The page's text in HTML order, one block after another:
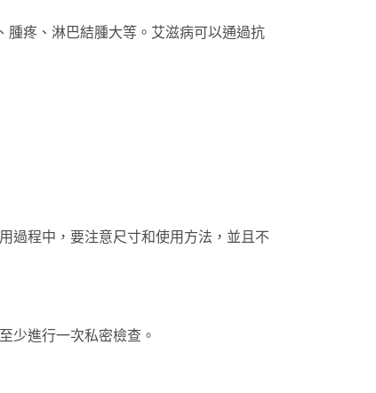
疼、淋巴結腫大等。艾滋病可以通過抗
過程中，要注意尺寸和使用方法，並且不
少進行一次私密檢查。